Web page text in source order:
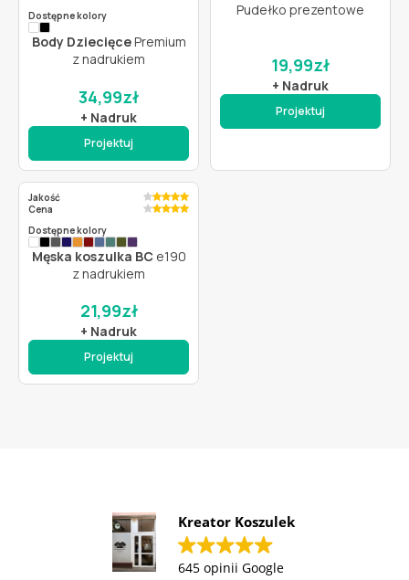
Dostępne kolory
Body DziecięcePremium
z nadrukiem
34,99zł
+ Nadruk
Projektuj
Pudełko prezentowe
19,99zł
+ Nadruk
Projektuj
Jakość
Cena
Dostępne kolory
Męska koszulka BC e190
z nadrukiem
21,99zł
+ Nadruk
Projektuj
Kreator Koszulek
645 opinii Google